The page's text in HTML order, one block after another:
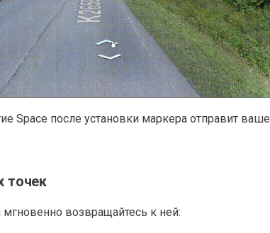
Space после установки маркера отправит ваше
точек
возвращайтесь к ней: